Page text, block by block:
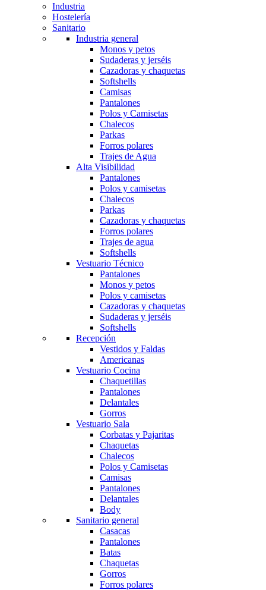
Industria
Hostelería
Sanitario
Industria general
Monos y petos
Sudaderas y jerséis
Cazadoras y chaquetas
Softshells
Camisas
Pantalones
Polos y Camisetas
Chalecos
Parkas
Forros polares
Trajes de Agua
Alta Visibilidad
Pantalones
Polos y camisetas
Chalecos
Parkas
Cazadoras y chaquetas
Forros polares
Trajes de agua
Softshells
Vestuario Técnico
Pantalones
Monos y petos
Polos y camisetas
Cazadoras y chaquetas
Sudaderas y jerséis
Softshells
Recepción
Vestidos y Faldas
Americanas
Vestuario Cocina
Chaquetillas
Pantalones
Delantales
Gorros
Vestuario Sala
Corbatas y Pajaritas
Chaquetas
Chalecos
Polos y Camisetas
Camisas
Pantalones
Delantales
Body
Sanitario general
Casacas
Pantalones
Batas
Chaquetas
Gorros
Forros polares